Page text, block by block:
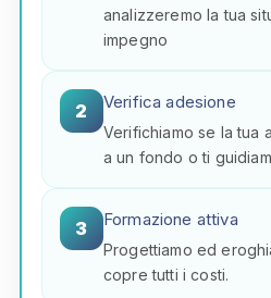
analizzeremo la tua
impegno
2 Verifica adesione
Verifichiamo se la tua
a un fondo o ti
3 Formazione attiva
Progettiamo ed
copre tutti i costi.